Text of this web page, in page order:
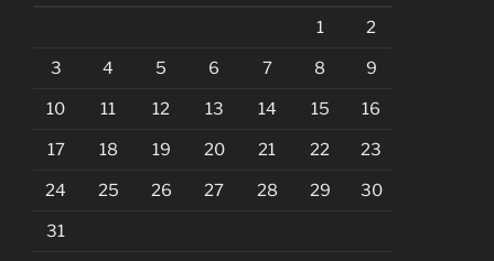
1 2
3 4 5 6 7 8 9
10 11 12 13 14 15 16
17 18 19 20 21 22 23
24 25 26 27 28 29 30
31